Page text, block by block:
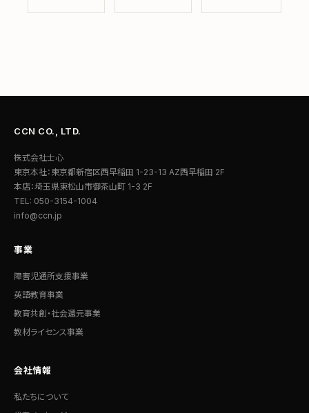
CCN CO., LTD.
株式会社士心
東京本社：東京都新宿区西早稲田 1-23-13 AZ西早稲田 2F
本店：埼玉県東松山市御茶山町 1-3 2F
TEL: 050-3154-1004
info@ccn.jp
事業
障害児通所支援事業
英語教育事業
教育共創・社会還元事業
教材ライセンス事業
会社情報
私たちについて